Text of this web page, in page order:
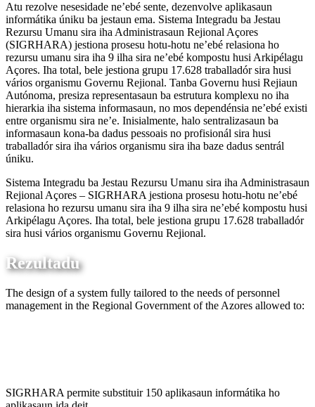
Atu rezolve nesesidade ne’ebé sente, dezenvolve aplikasaun
informátika úniku ba jestaun ema. Sistema Integradu ba Jestau
Rezursu Umanu sira iha Administrasaun Rejional Açores
(SIGRHARA) jestiona prosesu hotu-hotu ne’ebé relasiona ho
rezursu umanu sira iha 9 ilha sira ne’ebé kompostu husi Arkipélagu
Açores. Iha total, bele jestiona grupu 17.628 traballadór sira husi
vários organismu Governu Rejional. Tanba Governu husi Rejiaun
Autónoma, presiza representasaun ba estrutura komplexu no iha
hierarkia iha sistema informasaun, no mos dependénsia ne’ebé existi
entre organismu sira ne’e. Inisialmente, halo sentralizasaun ba
informasaun kona-ba dadus pessoais no profisionál sira husi
traballadór sira iha vários organismu sira iha baze dadus sentrál
úniku.
Sistema Integradu ba Jestau Rezursu Umanu sira iha Administrasaun
Rejional Açores – SIGRHARA jestiona prosesu hotu-hotu ne’ebé
relasiona ho rezursu umanu sira iha 9 ilha sira ne’ebé kompostu husi
Arkipélagu Açores. Iha total, bele jestiona grupu 17.628 traballadór
sira husi vários organismu Governu Rejional.
Rezultadu
The design of a system fully tailored to the needs of personnel
management in the Regional Government of the Azores allowed to:
SIGRHARA permite substituir 150 aplikasaun informátika ho